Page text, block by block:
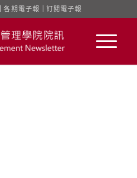
｜各期電子報 訂閱電子報